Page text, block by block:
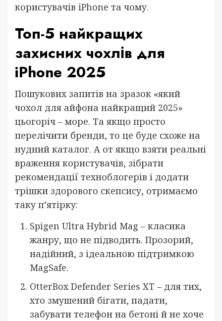
користувачів iPhone та чому.
Топ-5 найкращих
захисних чохлів для
iPhone 2025
Пошукових запитів на зразок «який
чохол для айфона найкращий 2025»
цьогоріч – море. Та якщо просто
перелічити бренди, то це буде схоже на
нудний каталог. А от якщо взяти реальні
враження користувачів, зібрати
рекомендації техноблогерів і додати
трішки здорового скепсису, отримаємо
таку п’ятірку:
Spigen Ultra Hybrid Mag – класика
жанру, що не підводить. Прозорий,
надійний, з ідеальною підтримкою
MagSafe.
OtterBox Defender Series XT – для тих,
хто змушений бігати, падати,
забувати телефон на бетоні й не хоче